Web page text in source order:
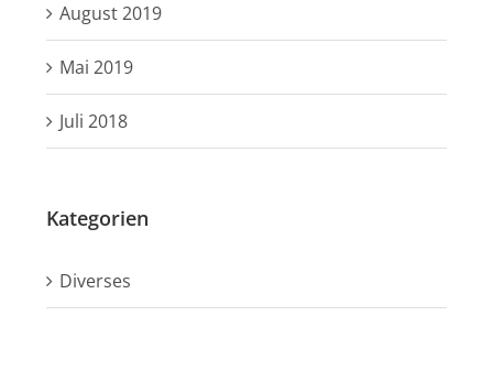
August 2019
Mai 2019
Juli 2018
Kategorien
Diverses